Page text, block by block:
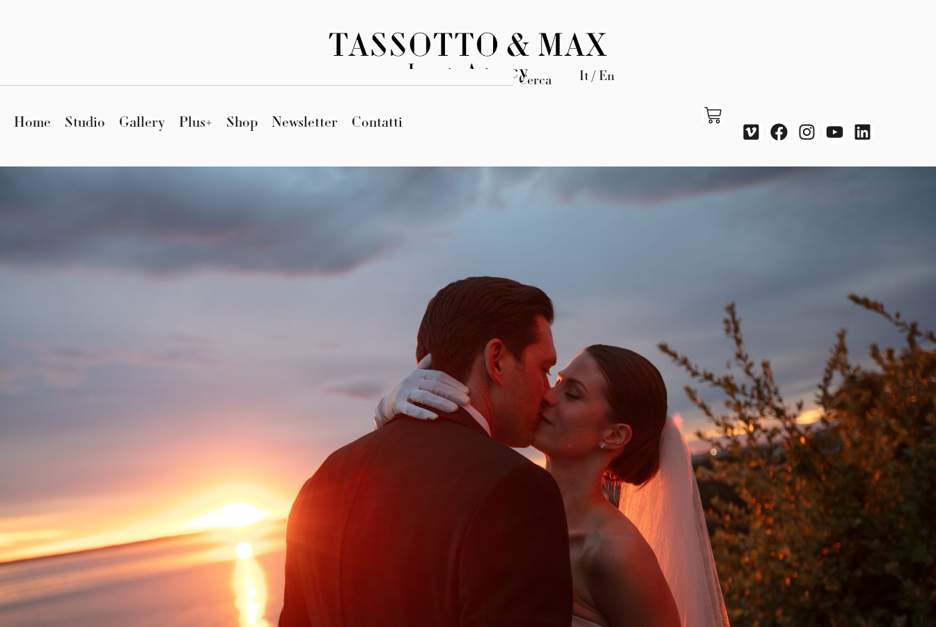
Cerca It / En
Home Studio Gallery Plus+ Shop Newsletter Contatti